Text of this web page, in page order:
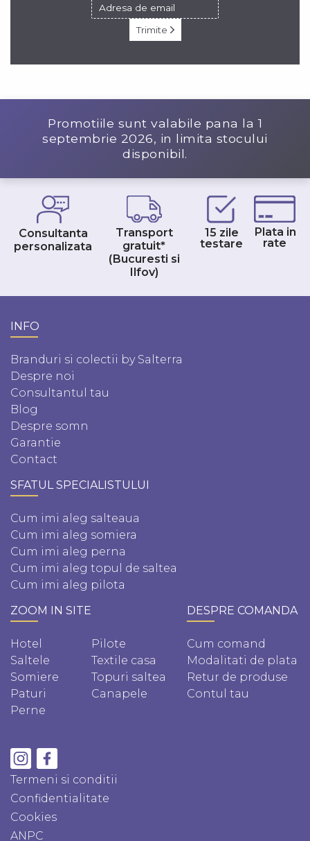
Trimite
Promotiile sunt valabile pana la 1
septembrie 2026, in limita stocului
disponibil.
Consultanta
personalizata
Transport
gratuit*
(Bucuresti si
Ilfov)
15 zile
testare
Plata in
rate
INFO
Branduri si colectii by Salterra
Despre noi
Consultantul tau
Blog
Despre somn
Garantie
Contact
SFATUL SPECIALISTULUI
Cum imi aleg salteaua
Cum imi aleg somiera
Cum imi aleg perna
Cum imi aleg topul de saltea
Cum imi aleg pilota
ZOOM IN SITE
Hotel
Saltele
Somiere
Paturi
Perne
Pilote
Textile casa
Topuri saltea
Canapele
DESPRE COMANDA
Cum comand
Modalitati de plata
Retur de produse
Contul tau
Termeni si conditii
Confidentialitate
Cookies
ANPC